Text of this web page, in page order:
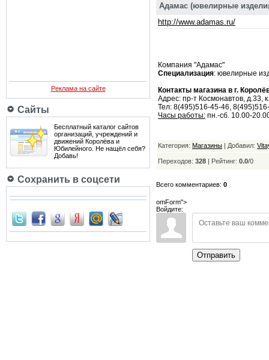
Реклама на сайте
Сайты
Бесплатный каталог сайтов
организаций, учреждений и
движений Королёва и
Юбилейного. Не нащёл себя?
Добавь!
Сохранить в соцсети
Адамас (ювелирные
http://www.adamas.ru/
Компания "Адамас"
Специализация: ювелирные
Контакты магазина в г.
Адрес: пр-т Космонавтов, д.33,
Тел: 8(495)516-45-46,
Часы работы: пн.-сб. 10.00-
Категория: Магазины | Добавил:
Переходов: 328 | Рейтинг: 0.0/0
Всего комментариев: 0
omForm">
Войдите:
Отправить